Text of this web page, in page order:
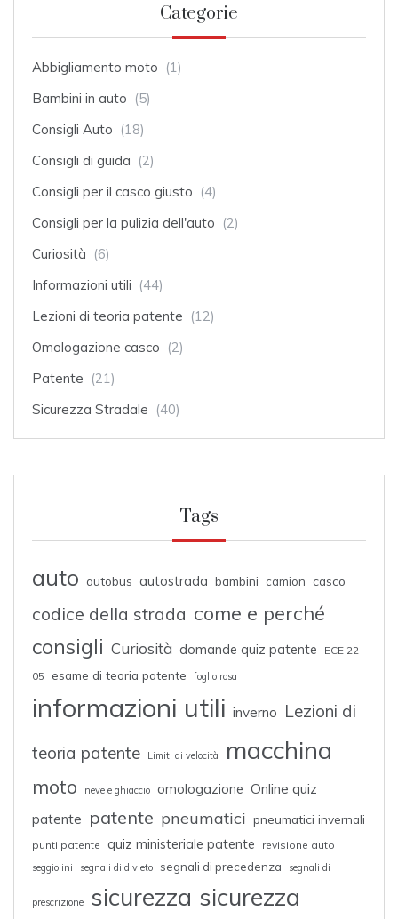
Categorie
Abbigliamento moto (1)
Bambini in auto (5)
Consigli Auto (18)
Consigli di guida (2)
Consigli per il casco giusto (4)
Consigli per la pulizia dell'auto (2)
Curiosità (6)
Informazioni utili (44)
Lezioni di teoria patente (12)
Omologazione casco (2)
Patente (21)
Sicurezza Stradale (40)
Tags
auto autobus autostrada bambini camion casco
codice della strada come e perché
consigli Curiosità domande quiz patente
ECE 22-
05
esame di teoria patente foglio rosa
informazioni utili inverno Lezioni di
teoria patente
Limiti di velocità macchina
moto neve e ghiaccio omologazione Online quiz
patente patente pneumatici pneumatici invernali
punti patente quiz ministeriale patente revisione auto
seggiolini segnali di divieto segnali di precedenza segnali di
prescrizione sicurezza sicurezza